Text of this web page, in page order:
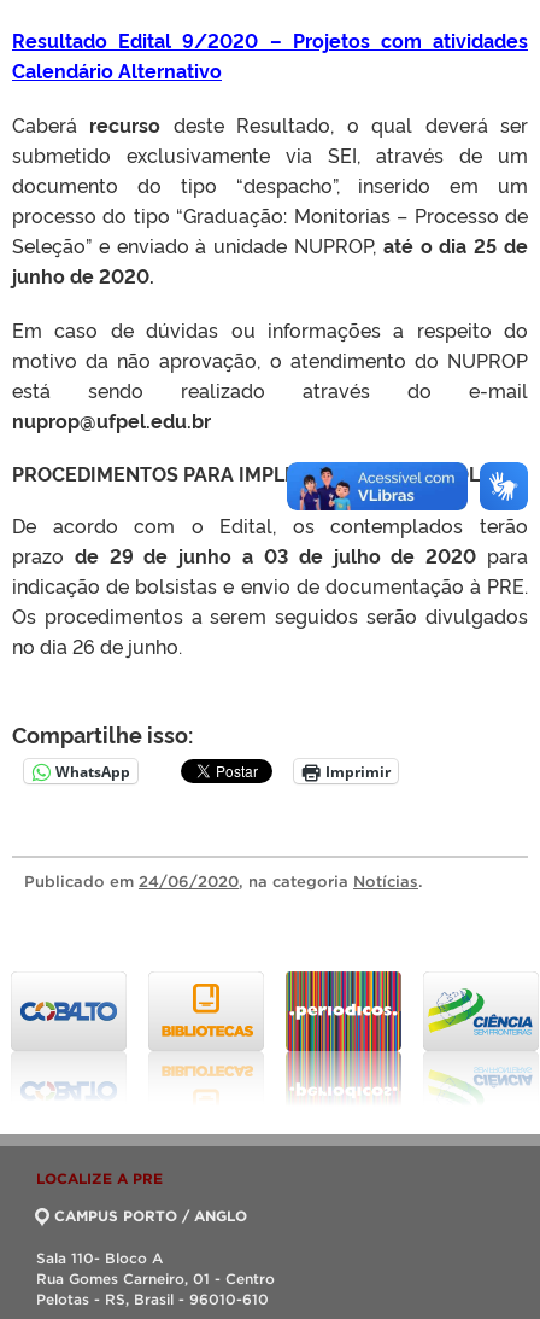
Resultado Edital 9/2020 – Projetos com atividades
Calendário Alternativo
Caberá recurso deste Resultado, o qual deverá ser
submetido exclusivamente via SEI, através de um
documento do tipo “despacho”, inserido em um
processo do tipo “Graduação: Monitorias – Processo de
Seleção” e enviado à unidade NUPROP, até o dia 25 de
junho de 2020.
Em caso de dúvidas ou informações a respeito do
motivo da não aprovação, o atendimento do NUPROP
está sendo realizado através do e-mail
nuprop@ufpel.edu.br
PROCEDIMENTOS PARA IMPLEMENTAÇÃO DA BOLSA
De acordo com o Edital, os contemplados terão
prazo de 29 de junho a 03 de julho de 2020 para
indicação de bolsistas e envio de documentação à PRE.
Os procedimentos a serem seguidos serão divulgados
no dia 26 de junho.
Compartilhe isso:
WhatsApp Imprimir
Publicado em 24/06/2020, na categoria Notícias.
LOCALIZE A PRE
CAMPUS PORTO / ANGLO
Sala 110- Bloco A
Rua Gomes Carneiro, 01 - Centro
Pelotas - RS, Brasil - 96010-610